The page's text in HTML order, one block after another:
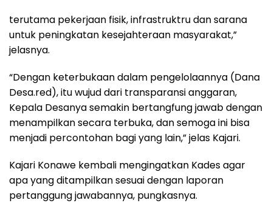
terutama pekerjaan fisik, infrastruktru dan sarana
untuk peningkatan kesejahteraan masyarakat,”
jelasnya.
“Dengan keterbukaan dalam pengelolaannya (Dana
Desa.red), itu wujud dari transparansi anggaran,
Kepala Desanya semakin bertangfung jawab dengan
menampilkan secara terbuka, dan semoga ini bisa
menjadi percontohan bagi yang lain,” jelas Kajari.
Kajari Konawe kembali mengingatkan Kades agar
apa yang ditampilkan sesuai dengan laporan
pertanggung jawabannya, pungkasnya.